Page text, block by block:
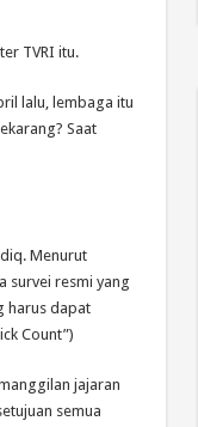
TVRI itu.
lalu, lembaga itu
Saat
Menurut
survei resmi yang
harus dapat
Count”)
jajaran
semua